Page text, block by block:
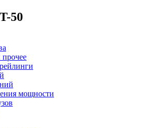
50
прочее
мощности